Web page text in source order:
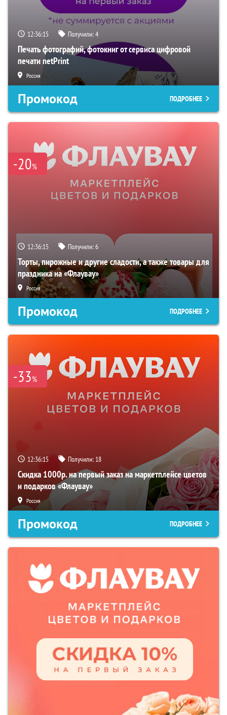
12:36:14 Получили:4
Печать фотографий, фотокниг от сервиса цифровой
печати netPrint
Россия
Промокод ПОДРОБНЕЕ
-20%
12:36:14 Получили:6
Торты, пирожные и другие сладости, а также товары для
праздника на «Флаувау»
Россия
Промокод ПОДРОБНЕЕ
-33%
12:36:14 Получили: 18
Скидка 1000р. на первый заказ на маркетплейсе цветов
и подарков «Флаувау»
Россия
Промокод ПОДРОБНЕЕ